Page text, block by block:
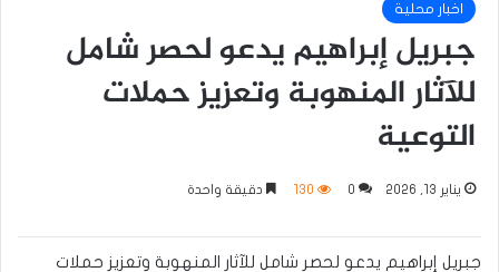
اخبار محلية
جبريل إبراهيم يدعو لحصر شامل
للآثار المنهوبة وتعزيز حملات
التوعية
يناير 13, 2026 0
130 دقيقة واحدة
جبريل إبراهيم يدعو لحصر شامل للآثار المنهوبة وتعزيز حملات